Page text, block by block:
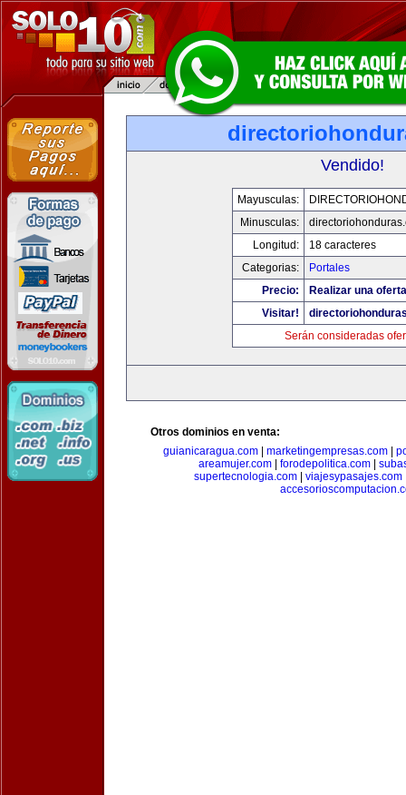
Vendido!
Mayusculas:
Minusculas:
Longitud:
18 caracteres
Categorias:
Portales
Precio:
Realizar una
Visitar!
Serán consideradas
Otros dominios en venta:
guianicaragua.com
marketingempresas.com
areamujer.com
forodepolitica.com
supertecnologia.com| viajesypasajes.com